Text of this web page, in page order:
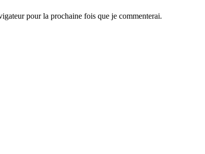
pour la prochaine fois que je commenterai.